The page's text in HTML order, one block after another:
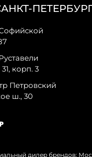
корп. 3
Петровский
ш., 30
дилер брендов: